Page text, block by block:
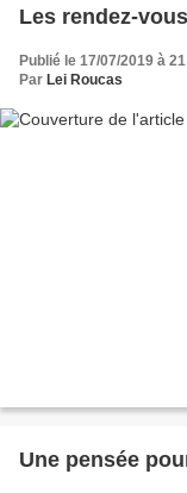
Les rendez-
Publié le 17/07/2019 à
Par Lei Roucas
Une pensée